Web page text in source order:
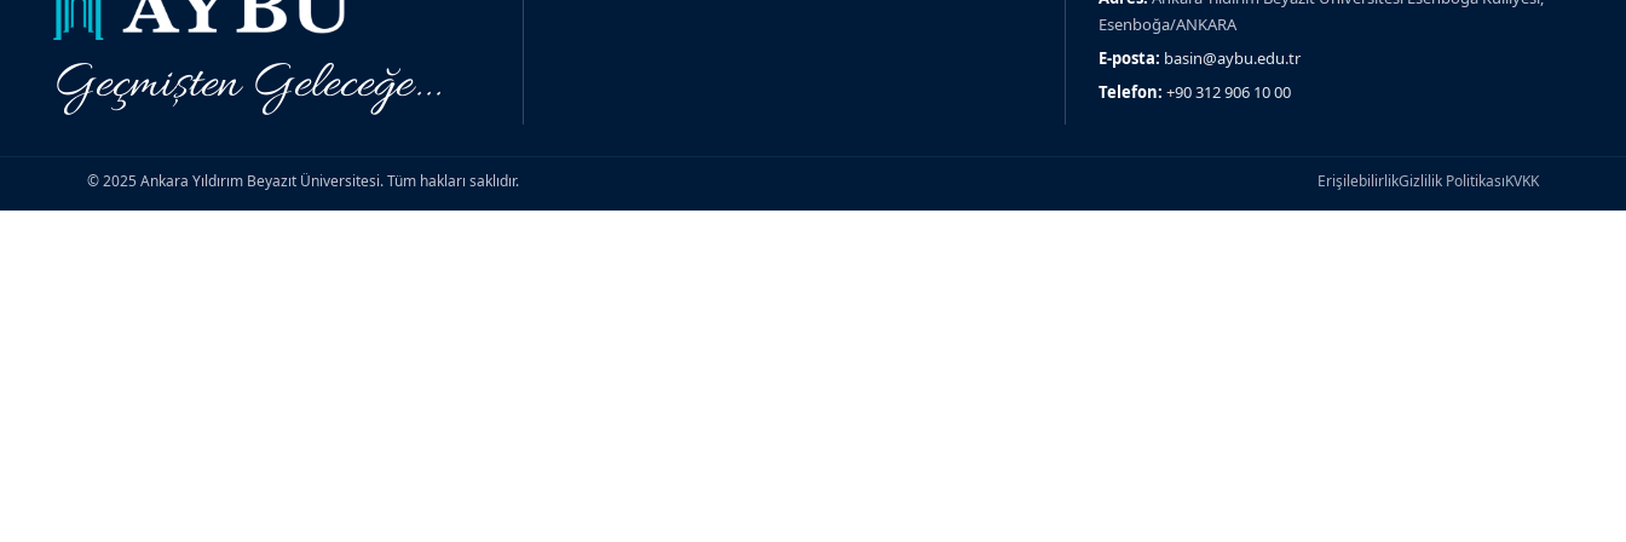
Geçmişten Geleceğe...
Esenboğa/ANKARA
E-posta: basin@aybu.edu.tr
Telefon: +90 312 906 10 00
© 2025 Ankara Yıldırım Beyazıt Üniversitesi. Tüm hakları saklıdır. ErişilebilirlikGizlilik PolitikasıKVKK